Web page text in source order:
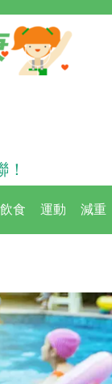
飲食 運動 減重